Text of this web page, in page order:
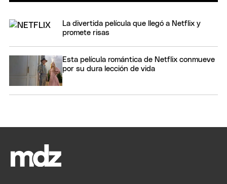
La divertida película que llegó a Netflix y
promete risas
Esta película romántica de Netflix conmueve
por su dura lección de vida